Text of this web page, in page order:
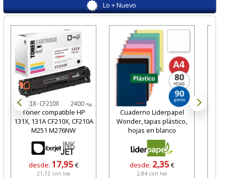
Lo + Nuevo
Toner compatible HP
131X, 131A CF210X, CF210A
M251 M276NW
desde: 17,95 €
21,72 con Iva
Cuaderno Liderpapel
Wonder, tapas plástico,
hojas en blanco
desde: 2,35 €
2,84 con Iva